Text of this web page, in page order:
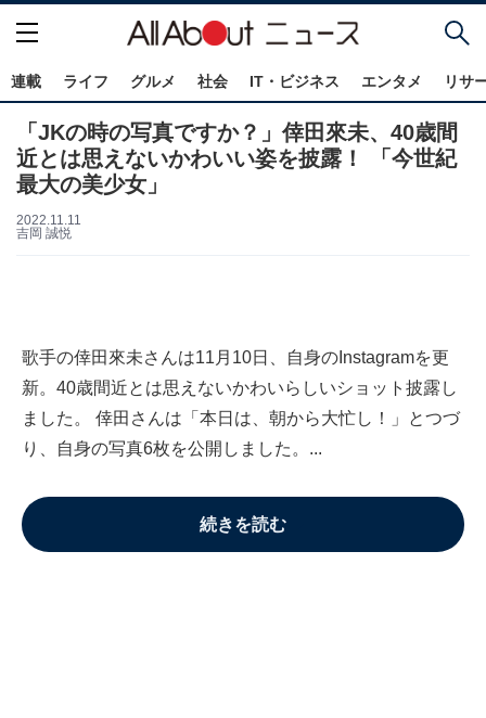
連載 ライフ グルメ 社会 IT・ビジネス エンタメ リサ
「JKの時の写真ですか？」倖田來未、40歳間
近とは思えないかわいい姿を披露！ 「今世紀
最大の美少女」
2022.11.11
吉岡 誠悦
歌手の倖田來未さんは11月10日、自身のInstagramを更
新。40歳間近とは思えないかわいらしいショット披露し
ました。 倖田さんは「本日は、朝から大忙し！」とつづ
り、自身の写真6枚を公開しました。...
続きを読む